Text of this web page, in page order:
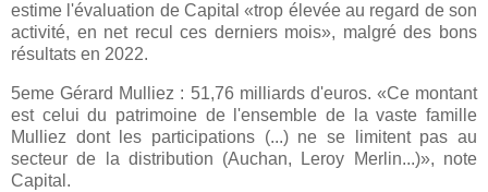
estime l'évaluation de Capital «trop élevée au regard de son
activité, en net recul ces derniers mois», malgré des bons
résultats en 2022.
5eme Gérard Mulliez : 51,76 milliards d'euros. «Ce montant
est celui du patrimoine de l'ensemble de la vaste famille
Mulliez dont les participations (...) ne se limitent pas au
secteur de la distribution (Auchan, Leroy Merlin...)», note
Capital.